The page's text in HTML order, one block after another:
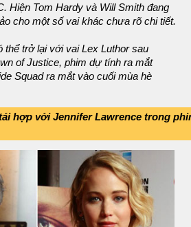
Hiện Tom Hardy và Will Smith đang
cho một số vai khác chưa rõ chi tiết.
thể trở lại với vai Lex Luthor sau
of Justice, phim dự tính ra mắt
Squadra mắt vào cuối mùa hè
hợp với Jennifer Lawrence trong